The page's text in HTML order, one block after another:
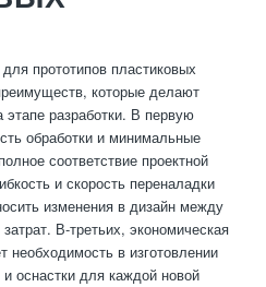
прототипов пластиковых
которые делают
разработки. В первую
обработки и минимальные
соответствие проектной
и скорость переналадки
изменения в дизайн между
В-третьих, экономическая
необходимость в изготовлении
оснастки для каждой новой